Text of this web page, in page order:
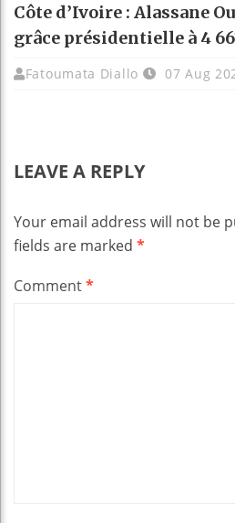
Côte d’Ivoire : Alassane
grâce présidentielle à 4
Fatoumata Diallo 07 Aug
LEAVE A REPLY
Your email address will not be
fields are marked *
Comment*